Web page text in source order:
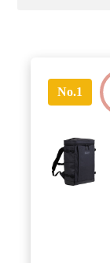
No.1